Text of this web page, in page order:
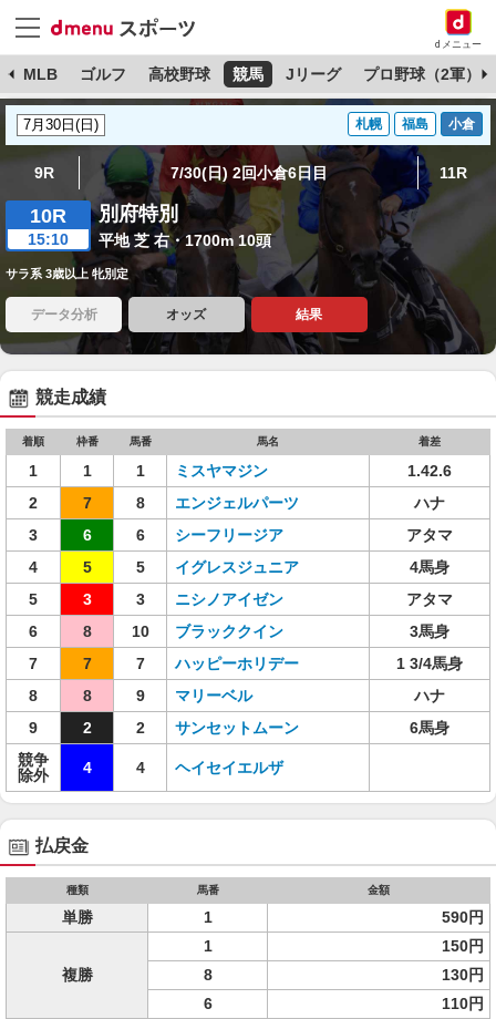
dメニュー
MLB ゴルフ 高校野球 競馬 Jリーグ プロ野球（2軍）
札幌 福島 小倉
9R 7/30(日) 2回小倉6日目 11R
10R
15:10
別府特別
平地 芝 右・1700m 10頭
サラ系 3歳以上 牝別定
データ分析 オッズ 結果
競走成績
着順 枠番 馬番 馬名 着差
1 1 1 ミスヤマジン
1.42.6
2
7 8 エンジェルパーツ
ハナ
3
6 6 シーフリージア
アタマ
4
5 5 イグレスジュニア
4馬身
5
3 3 ニシノアイゼン
アタマ
6
8 10 ブラッククイン
3馬身
7
7 7 ハッピーホリデー
1 3/4馬身
8
8 9 マリーベル
ハナ
9
2 2 サンセットムーン
6馬身
競争
除外
4 4 ヘイセイエルザ
払戻金
種類 馬番 金額
単勝 1 590円
複勝
1
150円
8
130円
6
110円